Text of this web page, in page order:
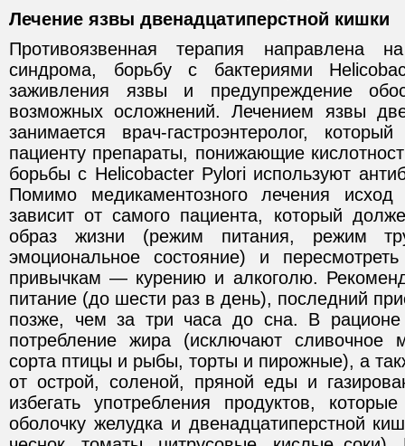
Лечение язвы двенадцатиперстной кишки
Противоязвенная терапия направлена
синдрома, борьбу с бактериями
заживления язвы и предупреждение
возможных осложнений. Лечением язвы
занимается врач-гастроэнтеролог,
пациенту препараты, понижающие
борьбы с Helicobacter Pylori используют
Помимо медикаментозного лечения
зависит от самого пациента, который
образ жизни (режим питания, режим
эмоциональное состояние) и
привычкам — курению и алкоголю.
питание (до шести раз в день), последний
позже, чем за три часа до сна. В рационе
потребление жира (исключают сливочное
сорта птицы и рыбы, торты и пирожные), а
от острой, соленой, пряной еды и
избегать употребления продуктов,
оболочку желудка и двенадцатиперстной